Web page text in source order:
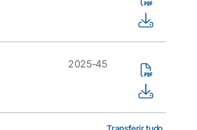
2025-45